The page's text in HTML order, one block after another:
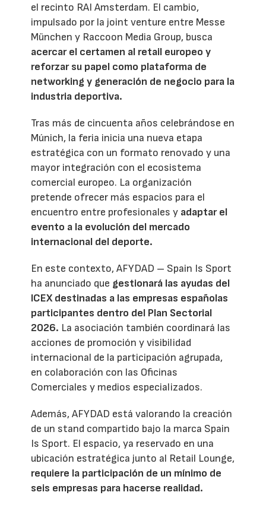
el recinto RAI Amsterdam. El cambio,
impulsado por la joint venture entre Messe
München y Raccoon Media Group, busca
acercar el certamen al retail europeo y
reforzar su papel como plataforma de
networking y generación de negocio para la
industria deportiva.
Tras más de cincuenta años celebrándose en
Múnich, la feria inicia una nueva etapa
estratégica con un formato renovado y una
mayor integración con el ecosistema
comercial europeo. La organización
pretende ofrecer más espacios para el
encuentro entre profesionales y adaptar el
evento a la evolución del mercado
internacional del deporte.
En este contexto, AFYDAD – Spain Is Sport
ha anunciado que gestionará las ayudas del
ICEX destinadas a las empresas españolas
participantes dentro del Plan Sectorial
2026. La asociación también coordinará las
acciones de promoción y visibilidad
internacional de la participación agrupada,
en colaboración con las Oficinas
Comerciales y medios especializados.
Además, AFYDAD está valorando la creación
de un stand compartido bajo la marca Spain
Is Sport. El espacio, ya reservado en una
ubicación estratégica junto al Retail Lounge,
requiere la participación de un mínimo de
seis empresas para hacerse realidad.